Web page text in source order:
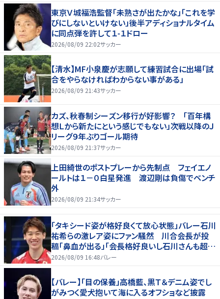
東京Ｖ城福浩監督「未熟さが出たかな」「これを学
びにしないといけない」後半アディショナルタイム
に同点弾を許して１-１ドロー
2026/08/09 22:02サッカー
【清水】MF小泉慶が志願して練習試合に出場「試
合をやらなければわからない事がある」
2026/08/09 21:43サッカー
カズ、秋春制シーズン移行が好影響？ 「百年構
想Ｌから新たにという感じでもない」次戦以降のＪ
リーグ９年ぶりゴール期待
2026/08/09 21:37サッカー
上田綺世のポストプレーから先制点 フェイエノ
ールトは１－０白星発進 渡辺剛は負傷でベンチ
外
2026/08/09 21:34サッカー
「タキシード姿が格好良くて放心状態」バレー石川
祐希らの激レア姿にファン騒然 川合会長が投
稿「鼻血が出る」「会長格好良いし石川さんも超格
好いい」
2026/08/09 16:48バレー
【バレー】「目の保養」高橋藍、黒Ｔ＆デニム姿でし
がみつく愛犬抱いて海に入るオフショなど披露